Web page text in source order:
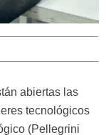
abiertas las
tecnológicos
(Pellegrini